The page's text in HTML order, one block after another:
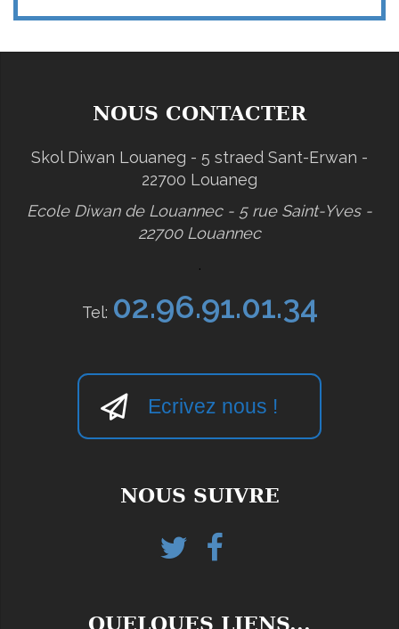
NOUS CONTACTER
Skol Diwan Louaneg - 5 straed Sant-Erwan -
22700 Louaneg
Ecole Diwan de Louannec - 5 rue Saint-Yves -
22700 Louannec
.
Tel: 02.96.91.01.34
Ecrivez nous !
NOUS SUIVRE
TwitterFacebook
QUELQUES LIENS...